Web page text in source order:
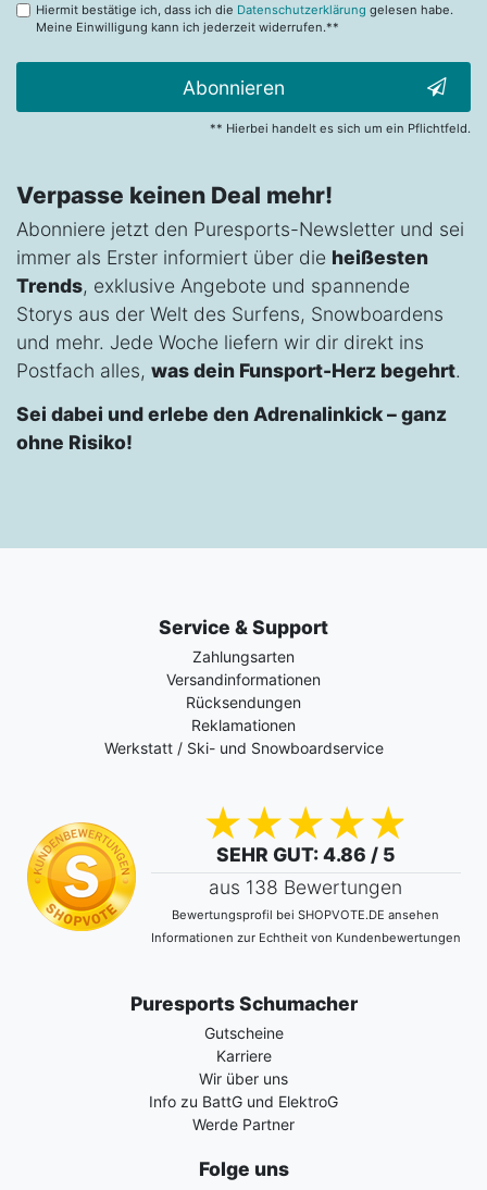
Hiermit bestätige ich, dass ich die Datenschutzerklärung gelesen habe.
Meine Einwilligung kann ich jederzeit widerrufen.**
Abonnieren
** Hierbei handelt es sich um ein Pflichtfeld.
Verpasse keinen Deal mehr!
Abonniere jetzt den Puresports-Newsletter und sei
immer als Erster informiert über die heißesten
Trends, exklusive Angebote und spannende
Storys aus der Welt des Surfens, Snowboardens
und mehr. Jede Woche liefern wir dir direkt ins
Postfach alles, was dein Funsport-Herz begehrt.
Sei dabei und erlebe den Adrenalinkick – ganz
ohne Risiko!
Service & Support
Zahlungsarten
Versandinformationen
Rücksendungen
Reklamationen
Werkstatt / Ski- und Snowboardservice
SEHR GUT: 4.86 / 5
aus 138 Bewertungen
Bewertungsprofil bei SHOPVOTE.DE ansehen
Informationen zur Echtheit von Kundenbewertungen
Puresports Schumacher
Gutscheine
Karriere
Wir über uns
Info zu BattG und ElektroG
Werde Partner
Folge uns